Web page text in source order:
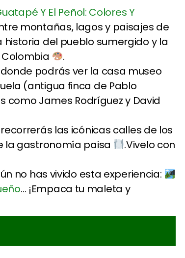
Y El Peñol: Colores Y
montañas, lagos y paisajes de
historia del pueblo sumergido y la
.
podrás ver la casa museo
(antigua finca de Pablo
como James Rodríguez y David
las icónicas calles de los
la gastronomía paisa
.Vivelo con
no has vivido esta experiencia:
… ¡Empaca tu maleta y